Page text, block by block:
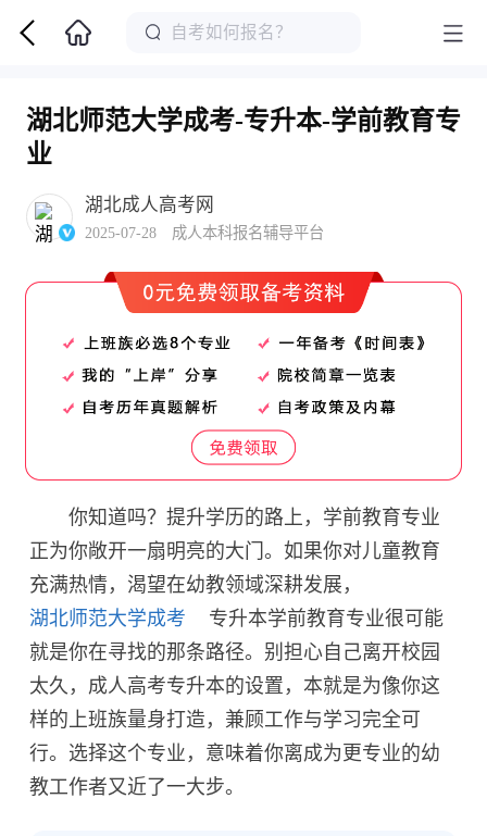
湖北师范大学成考-专升本-学前教育专
业
湖北成人高考网
2025-07-28 成人本科报名辅导平台
你知道吗？提升学历的路上，学前教育专业
正为你敞开一扇明亮的大门。如果你对儿童教育
充满热情，渴望在幼教领域深耕发展，
湖北师范大学成考
专升本学前教育专业很可能
就是你在寻找的那条路径。别担心自己离开校园
太久，成人高考专升本的设置，本就是为像你这
样的上班族量身打造，兼顾工作与学习完全可
行。选择这个专业，意味着你离成为更专业的幼
教工作者又近了一大步。